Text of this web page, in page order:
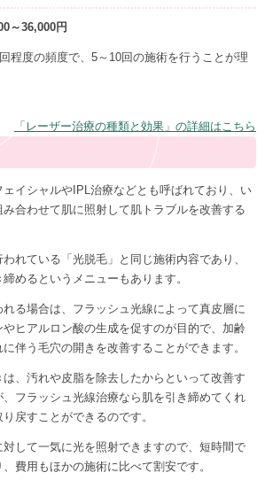
～36,000円
程度の頻度で、5～10回の施術を行うことが理
「レーザー治療の種類と効果」の詳細はこちら
イシャルやIPL治療などとも呼ばれており、い
合わせて肌に照射して肌トラブルを改善する
れている「光脱毛」と同じ施術内容であり、
めるというメニューもあります。
る場合は、フラッシュ光線によって真皮層に
ヒアルロン酸の生成を促すのが目的で、加齢
伴う毛穴の開きを改善することができます。
、汚れや皮脂を除去したからといって改善す
フラッシュ光線治療なら肌を引き締めてくれ
戻すことができるのです。
対して一気に光を照射できますので、短時間で
費用もほかの施術に比べて割安です。